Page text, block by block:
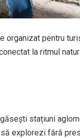
organizat pentru
la ritmul
stațiuni
explorezi fără